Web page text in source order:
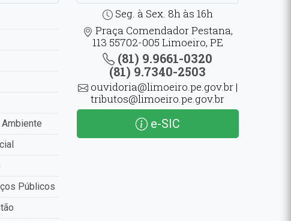
Públicos
Seg. à Sex. 8h às 16h
Praça Comendador Pestana,
113 55702-005 Limoeiro, PE
(81) 9.9661-0320
(81) 9.7340-2503
ouvidoria@limoeiro.pe.gov.br |
tributos@limoeiro.pe.gov.br
e-SIC